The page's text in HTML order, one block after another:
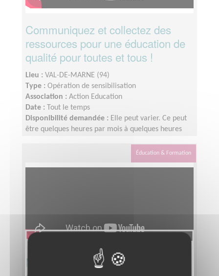
Communiquez et collectez des
ressources pour une éducation de
qualité pour toutes et tous !
Lieu : VAL-DE-MARNE (94)
Type : Opération de sensibilisation
Association : Action Education
Date :
Tout le temps
Disponibilité demandée : Elle peut varier. Ce peut
être quelques heures par mois à quelques heures
Éducation & Formation
Menez des actions d'éducation à la